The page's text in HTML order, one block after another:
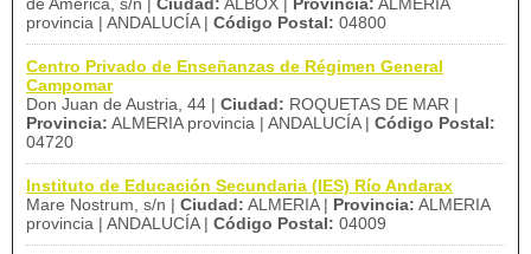
provincia | ANDALUCÍA | Código Postal: 04800
Centro Privado de Enseñanzas de Régimen General
Campomar
Don Juan de Austria, 44 | Ciudad: ROQUETAS DE MAR |
Provincia: ALMERIA provincia | ANDALUCÍA | Código Postal:
04720
Instituto de Educación Secundaria (IES) Río Andarax
Mare Nostrum, s/n | Ciudad: ALMERIA | Provincia: ALMERIA
provincia | ANDALUCÍA | Código Postal: 04009